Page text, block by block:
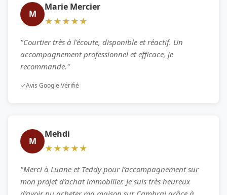
M
Marie Mercier
★★★★★
"Courtier très à l'écoute, disponible et réactif. Un
accompagnement professionnel et efficace, je
recommande."
✓Avis Google Vérifié
M
Mehdi
★★★★★
"Merci à Luane et Teddy pour l’accompagnement sur
mon projet d’achat immobilier. Je suis très heureux